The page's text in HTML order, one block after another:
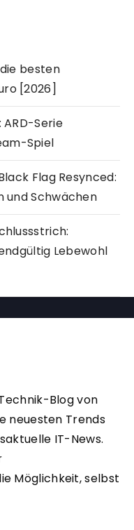
besten
[2026]
ARD-Serie
Spiel
Flag Resynced:
und Schwächen
Lebewohl
Blog von
neuesten Trends
IT-News.
Möglichkeit, selbst